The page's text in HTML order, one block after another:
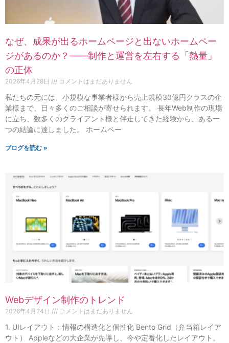
なぜ、成果が出るホームページと出ないホームペー
ジがあるのか？——制作と運営を左右する「熱量」
の正体
2026年4月28日 コメントはまだありません
私たちの元には、小規模な事業者様から売上規模30億円クラスの企
業様まで、日々多くのご相談が寄せられます。 長年Web制作の現場
に立ち、数多くのクライアント様と伴走してきた経験から、ある一
つの結論に達しました。 ホームペー
ブログを読む »
Webデザイン制作のトレンド
2026年4月24日 コメントはまだありません
1. UIレイアウト：情報の構造化と個性化 Bento Grid（弁当箱レイア
ウト） Appleなどの大企業が先導し、今や定番化したレイアウト。